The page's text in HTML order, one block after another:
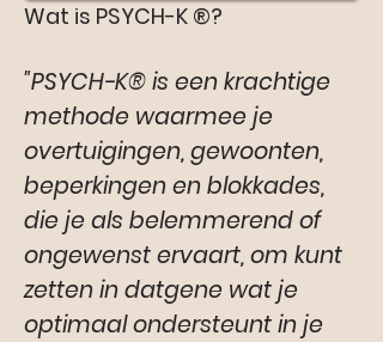
Wat is PSYCH-K ®?
"PSYCH-K® is een krachtige
methode waarmee je
overtuigingen, gewoonten,
beperkingen en blokkades,
die je als belemmerend of
ongewenst ervaart, om kunt
zetten in datgene wat je
optimaal ondersteunt in je